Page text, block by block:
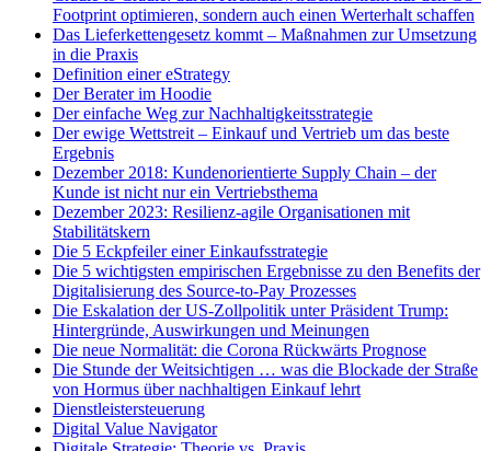
Footprint optimieren, sondern auch einen Werterhalt schaffen
Das Lieferkettengesetz kommt – Maßnahmen zur Umsetzung
in die Praxis
Definition einer eStrategy
Der Berater im Hoodie
Der einfache Weg zur Nachhaltigkeitsstrategie
Der ewige Wettstreit – Einkauf und Vertrieb um das beste
Ergebnis
Dezember 2018: Kundenorientierte Supply Chain – der
Kunde ist nicht nur ein Vertriebsthema
Dezember 2023: Resilienz-agile Organisationen mit
Stabilitätskern
Die 5 Eckpfeiler einer Einkaufsstrategie
Die 5 wichtigsten empirischen Ergebnisse zu den Benefits der
Digitalisierung des Source-to-Pay Prozesses
Die Eskalation der US-Zollpolitik unter Präsident Trump:
Hintergründe, Auswirkungen und Meinungen
Die neue Normalität: die Corona Rückwärts Prognose
Die Stunde der Weitsichtigen … was die Blockade der Straße
von Hormus über nachhaltigen Einkauf lehrt
Dienstleistersteuerung
Digital Value Navigator